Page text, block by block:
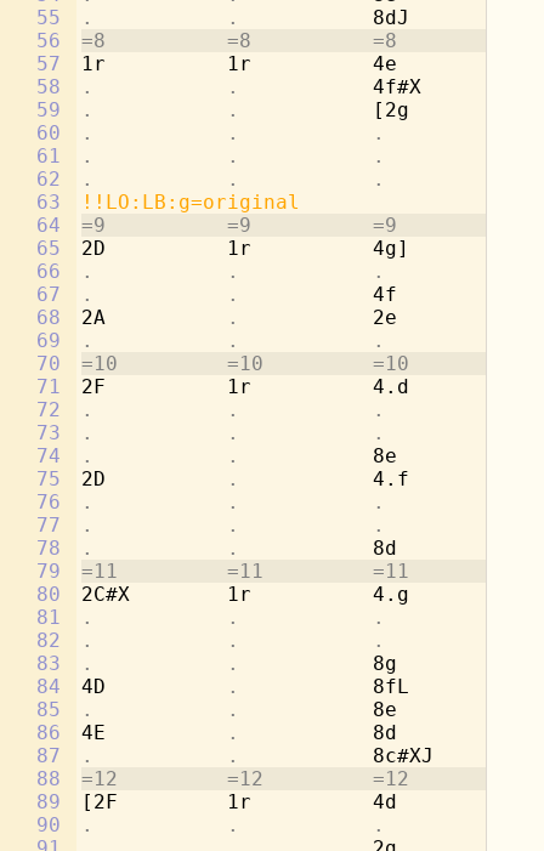
55
56
57
58
59
60
61
62
63
64
65
66
67
68
69
70
71
72
73
74
75
76
77
78
79
80
81
82
83
84
85
86
87
88
89
90
.           . 8dJ
=8          =8          =8          =8
1r          1r          4e
.           . 4f#X
.           .
[2g
.           .           .
.           .           .
.           .           .
!!LO:LB:g=original
=9          =9          =9          =9
2D          1r          4g]
.           .           .
.           . 4f
2A
. 2e
.           .           .
=10         =10         =10
2F          1r          4.d
.           .           .
.           .           .
.           . 8e
2D
. 4.f
.           .           .
.           .           .
.           . 8d
=11         =11         =11
2C#X        1r          4.g
.           .           .
.           .           .
.           . 8g
4D
. 8fL
.           . 8e
4E
. 8d
.           . 8c#XJ
=12         =12         =12
[2F         1r          4d
.           .           .